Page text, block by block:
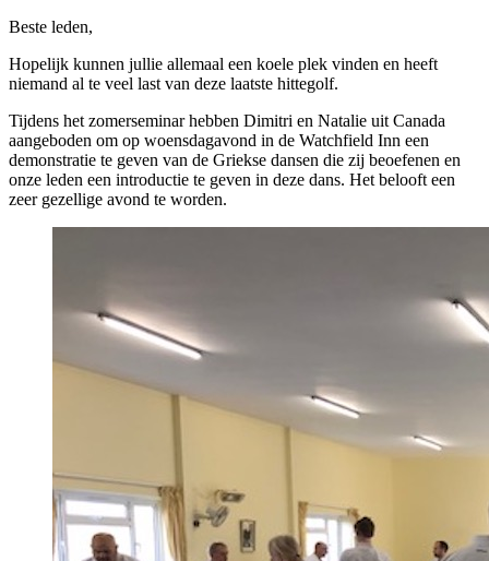
Beste leden,
Hopelijk kunnen jullie allemaal een koele plek vinden en heeft
niemand al te veel last van deze laatste hittegolf.
Tijdens het zomerseminar hebben Dimitri en Natalie uit Canada
aangeboden om op woensdagavond in de Watchfield Inn een
demonstratie te geven van de Griekse dansen die zij beoefenen en
onze leden een introductie te geven in deze dans. Het belooft een
zeer gezellige avond te worden.